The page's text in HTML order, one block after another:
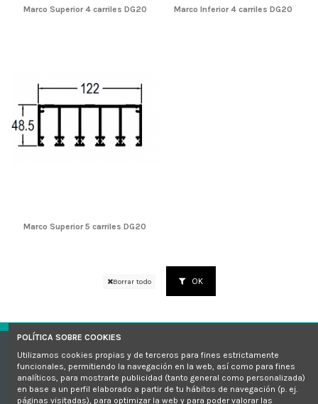
Marco Superior 4 carriles DG20 Marco Inferior 4 carriles DG20
Marco Superior 5 carriles DG20
Borrar todo OK
Sellos de calidad
¿Necesitas ayuda?
POLÍTICA SOBRE COOKIES
Utilizamos cookies propias y de terceros para fines estrictamente
funcionales, permitiendo la navegación en la web, así como para fines
analíticos, para mostrarte publicidad (tanto general como personalizada)
en base a un perfil elaborado a partir de tu hábitos de navegación (p. ej.
páginas visitadas), para optimizar la web y para poder valorar las